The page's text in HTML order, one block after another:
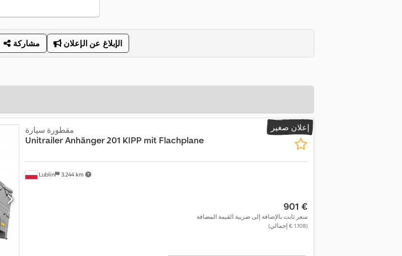
مشاركة الإبلاغ عن الإعلان
إعلان صغير
Lublin 3.244 km
مقطورة سيارة
UnitrailerAnhänger 201 KIPP mit Flachplane
‏901 €
سعر ثابت بالإضافة إلى ضريبة القيمة المضافة
(‏1.108 € إجمالي)